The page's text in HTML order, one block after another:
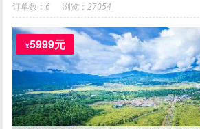
订单数： 6 浏览：27054
¥5999元